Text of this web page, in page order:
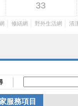
33
修繕網 野外生活網 清
服務項目